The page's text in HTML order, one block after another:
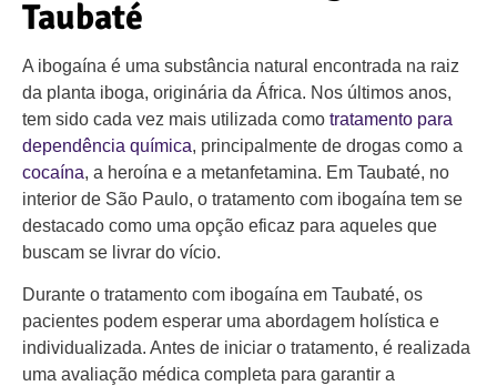
Taubaté
A ibogaína é uma substância natural encontrada na raiz
da planta iboga, originária da África. Nos últimos anos,
tem sido cada vez mais utilizada como tratamento para
dependência química, principalmente de drogas como a
cocaína, a heroína e a metanfetamina. Em Taubaté, no
interior de São Paulo, o tratamento com ibogaína tem se
destacado como uma opção eficaz para aqueles que
buscam se livrar do vício.
Durante o tratamento com ibogaína em Taubaté, os
pacientes podem esperar uma abordagem holística e
individualizada. Antes de iniciar o tratamento, é realizada
uma avaliação médica completa para garantir a